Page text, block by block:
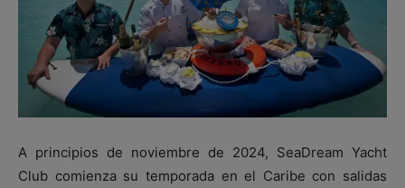
A principios de noviembre de 2024, SeaDream Yacht
Club comienza su temporada en el Caribe con salidas